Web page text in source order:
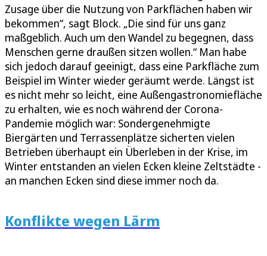
Zusage über die Nutzung von Parkflächen haben wir
bekommen“, sagt Block. „Die sind für uns ganz
maßgeblich. Auch um den Wandel zu begegnen, dass
Menschen gerne draußen sitzen wollen.“ Man habe
sich jedoch darauf geeinigt, dass eine Parkfläche zum
Beispiel im Winter wieder geräumt werde. Längst ist
es nicht mehr so leicht, eine Außengastronomiefläche
zu erhalten, wie es noch während der Corona-
Pandemie möglich war: Sondergenehmigte
Biergärten und Terrassenplätze sicherten vielen
Betrieben überhaupt ein Überleben in der Krise, im
Winter entstanden an vielen Ecken kleine Zeltstädte -
an manchen Ecken sind diese immer noch da.
Konflikte wegen Lärm